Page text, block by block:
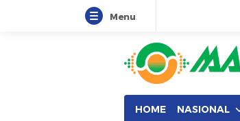
Menu
HOME NASIONAL